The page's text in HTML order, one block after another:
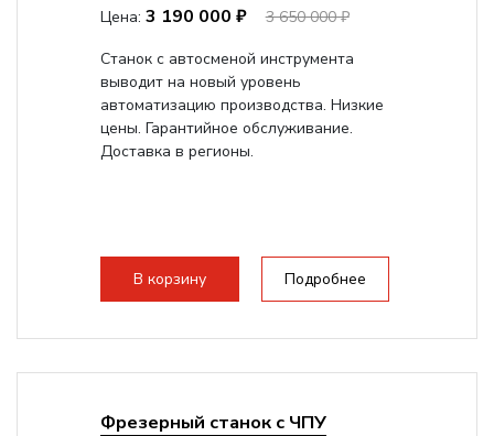
Цена: 3 190 000 ₽
3 650 000 ₽
Станок с автосменой инструмента
выводит на новый уровень
автоматизацию производства. Низкие
цены. Гарантийное обслуживание.
Доставка в регионы.
В корзину Подробнее
Фрезерный станок с ЧПУ